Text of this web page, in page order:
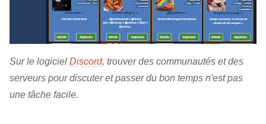
Sur le logiciel Discord, trouver des communautés et des
serveurs pour discuter et passer du bon temps n'est pas
une tâche facile.